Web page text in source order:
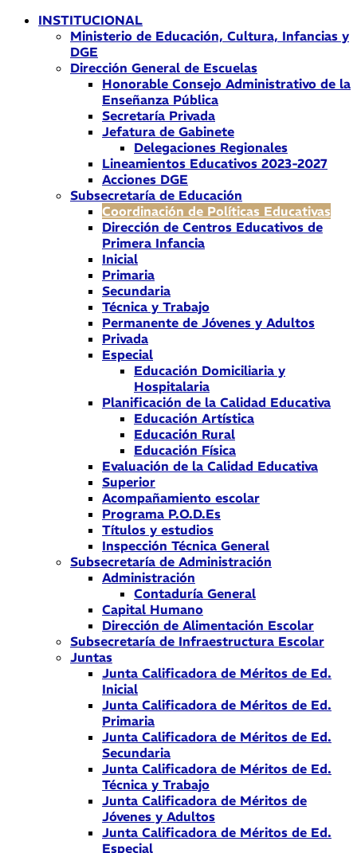
INSTITUCIONAL
Ministerio de Educación, Cultura, Infancias y
DGE
Dirección General de Escuelas
Honorable Consejo Administrativo de la
Enseñanza Pública
Secretaría Privada
Jefatura de Gabinete
Delegaciones Regionales
Lineamientos Educativos 2023-2027
Acciones DGE
Subsecretaría de Educación
Coordinación de Políticas Educativas
Dirección de Centros Educativos de
Primera Infancia
Inicial
Primaria
Secundaria
Técnica y Trabajo
Permanente de Jóvenes y Adultos
Privada
Especial
Educación Domiciliaria y
Hospitalaria
Planificación de la Calidad Educativa
Educación Artística
Educación Rural
Educación Física
Evaluación de la Calidad Educativa
Superior
Acompañamiento escolar
Programa P.O.D.Es
Títulos y estudios
Inspección Técnica General
Subsecretaría de Administración
Administración
Contaduría General
Capital Humano
Dirección de Alimentación Escolar
Subsecretaría de Infraestructura Escolar
Juntas
Junta Calificadora de Méritos de Ed.
Inicial
Junta Calificadora de Méritos de Ed.
Primaria
Junta Calificadora de Méritos de Ed.
Secundaria
Junta Calificadora de Méritos de Ed.
Técnica y Trabajo
Junta Calificadora de Méritos de
Jóvenes y Adultos
Junta Calificadora de Méritos de Ed.
Especial